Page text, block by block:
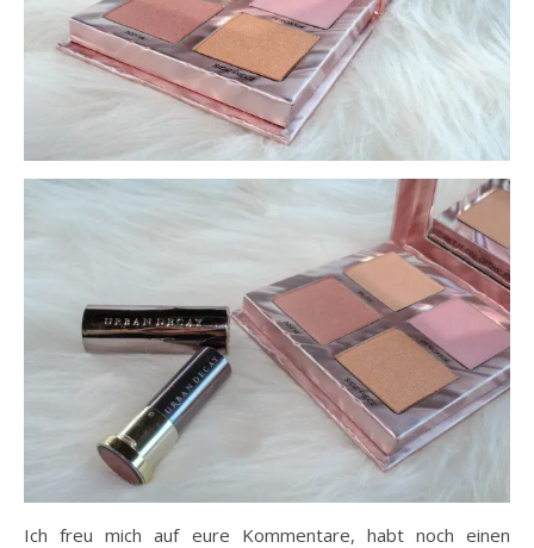
Ich freu mich auf eure Kommentare, habt noch einen